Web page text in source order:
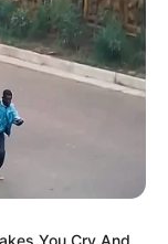
You Cry And